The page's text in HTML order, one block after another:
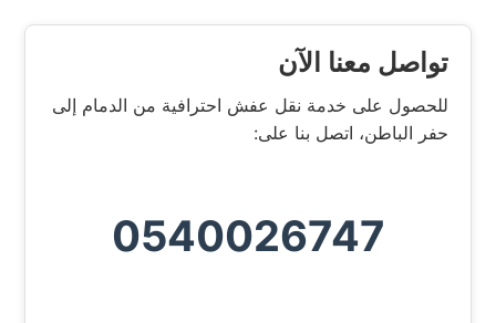
تواصل معنا الآن
للحصول على خدمة نقل عفش احترافية من الدمام إلى
حفر الباطن، اتصل بنا على:
0540026747